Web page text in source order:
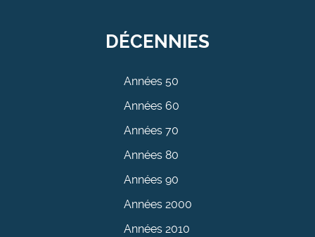
DÉCENNIES
Années 50
Années 60
Années 70
Années 80
Années 90
Années 2000
Années 2010